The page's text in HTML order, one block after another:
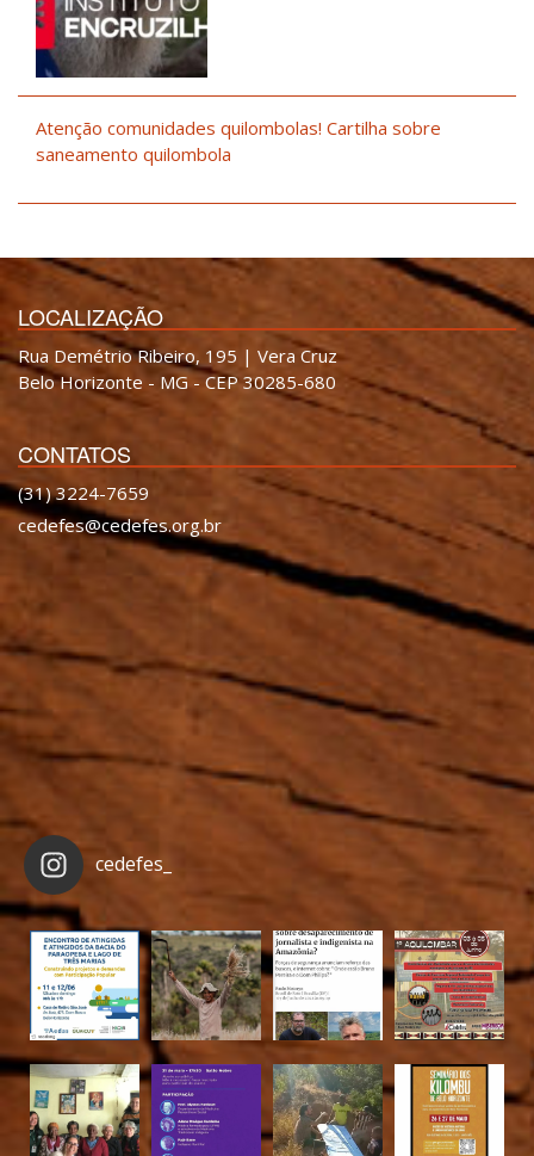
Atenção comunidades quilombolas! Cartilha sobre
saneamento quilombola
LOCALIZAÇÃO
Rua Demétrio Ribeiro, 195 | Vera Cruz
Belo Horizonte - MG - CEP 30285-680
CONTATOS
(31) 3224-7659
cedefes@cedefes.org.br
cedefes_